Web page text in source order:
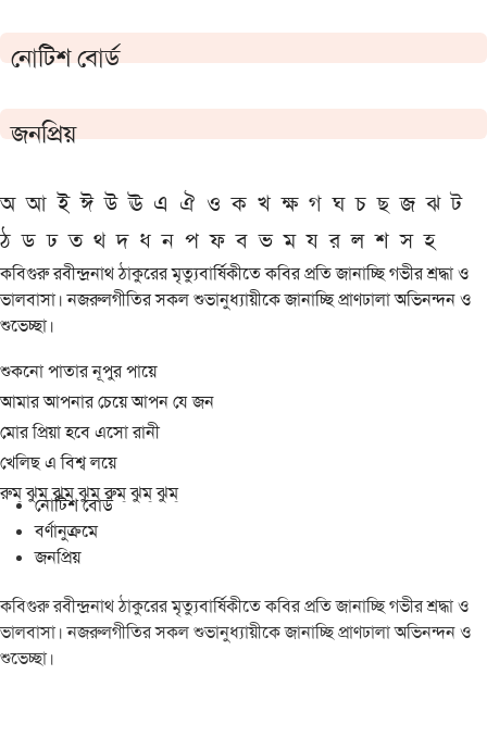
নোটিশ বোর্ড
জনপ্রিয়
অ আ ই ঈ উ ঊ এ ঐ ও ক খ ক্ষ গ ঘ চ ছ জ ঝ ট
ঠ ড ঢ ত থ দ ধ ন প ফ ব ভ ম য র ল শ স হ
কবিগুরু রবীন্দ্রনাথ ঠাকুরের মৃত্যুবার্ষিকীতে কবির প্রতি জানাচ্ছি গভীর শ্রদ্ধা ও
ভালবাসা। নজরুলগীতির সকল শুভানুধ্যায়ীকে জানাচ্ছি প্রাণঢালা অভিনন্দন ও
শুভেচ্ছা।
শুকনো পাতার নূপুর পায়ে
আমার আপনার চেয়ে আপন যে জন
মোর প্রিয়া হবে এসো রানী
খেলিছ এ বিশ্ব লয়ে
রুম্ ঝুম্ ঝুম্ ঝুম্ রুম্ ঝুম্ ঝুম্
নোটিশ বোর্ড
বর্ণানুক্রমে
জনপ্রিয়
কবিগুরু রবীন্দ্রনাথ ঠাকুরের মৃত্যুবার্ষিকীতে কবির প্রতি জানাচ্ছি গভীর শ্রদ্ধা ও
ভালবাসা। নজরুলগীতির সকল শুভানুধ্যায়ীকে জানাচ্ছি প্রাণঢালা অভিনন্দন ও
শুভেচ্ছা।